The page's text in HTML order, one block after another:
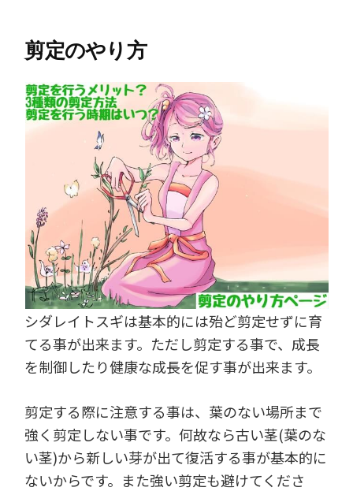
剪定のやり方
シダレイトスギは基本的には殆ど剪定せずに育
てる事が出来ます。ただし剪定する事で、成長
を制御したり健康な成長を促す事が出来ます。
剪定する際に注意する事は、葉のない場所まで
強く剪定しない事です。何故なら古い茎(葉のな
い茎)から新しい芽が出て復活する事が基本的に
ないからです。また強い剪定も避けてくださ